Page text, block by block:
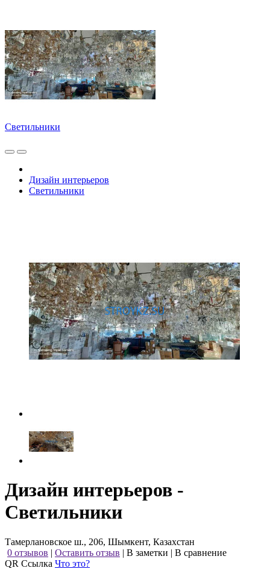
Светильники
Дизайн интерьеров
Светильники
Дизайн интерьеров -
Светильники
Тамерлановское ш., 206, Шымкент, Казахстан
0 отзывов | Оставить отзыв | В заметки | В сравнение
QR Ссылка Что это?